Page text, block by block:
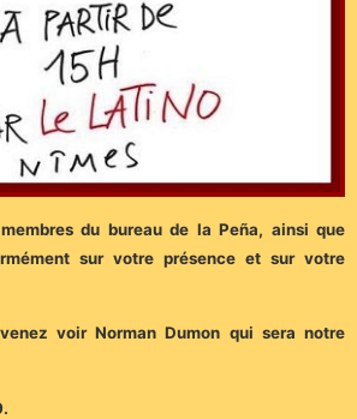
du bureau de la Peña, ainsi que
sur votre présence et sur votre
voir Norman Dumon qui sera notre